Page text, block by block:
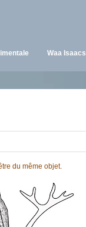
Waa Isaacs
du même objet.